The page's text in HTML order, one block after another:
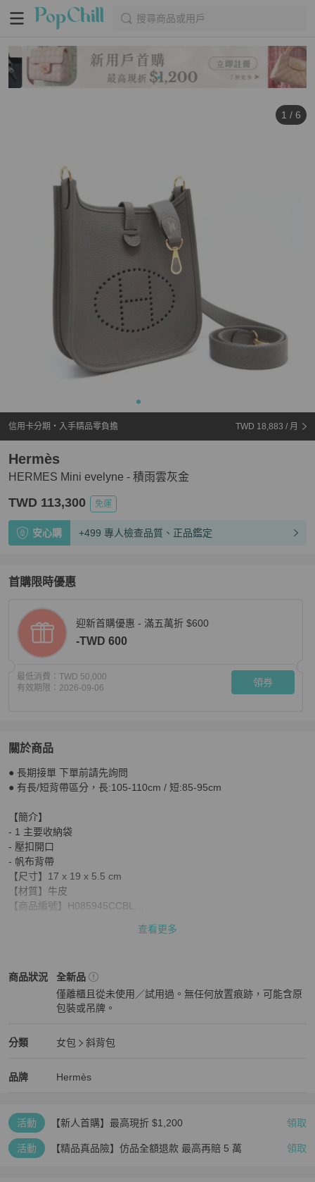
搜尋商品或用戶
1 / 6
信用卡分期・入手精品零負擔 TWD 18,883 / 月
HERMES Mini evelyne - 積雨雲灰金
Hermès
TWD 113,300 免運
安心購 +499 專人檢查品質、正品鑑定
首購限時優惠
迎新首購優惠 - 滿五萬折 $600
-TWD 600
最低消費： TWD 50,000
有效期限： 2026-09-06 領券
關於商品
關於HERMES Mini evelyne - 積雨雲灰金
● 長期接單 下單前請先詢問
● 有長/短背帶區分，長:105-110cm / 短:85-95cm
【簡介】
- 1 主要收納袋
- 壓扣開口
- 帆布背帶
【尺寸】17 x 19 x 5.5 cm
【材質】牛皮
【商品編號】H085945CCBL
查看更多
商品狀況
Hermès女包商品狀態與細節
全新品
僅離櫃且從未使用／試用過。無任何放置痕跡，可能含原
包裝或吊牌。
分類
Hermès 女包分類資訊
女包
斜背包
品牌
Hermès 精品女包品牌介紹
Hermès
Hermès 推薦清單
活動 【新人首購】最高現折 $1,200 領取
活動 【精品真品險】仿品全額退款 最高再賠 5 萬 領取